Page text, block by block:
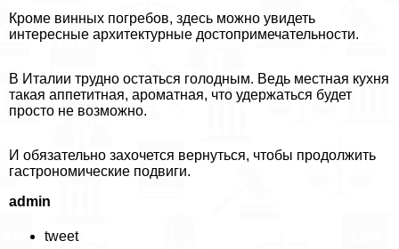
Кроме винных погребов, здесь можно увидеть
интересные архитектурные достопримечательности.
В Италии трудно остаться голодным. Ведь местная кухня
такая аппетитная, ароматная, что удержаться будет
просто не возможно.
И обязательно захочется вернуться, чтобы продолжить
гастрономические подвиги.
admin
tweet